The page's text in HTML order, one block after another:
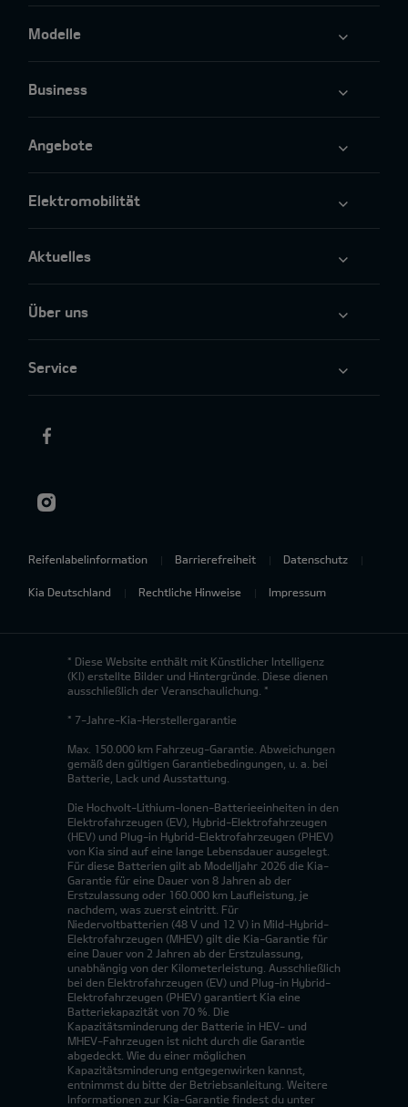
Modelle
Business
Angebote
Elektromobilität
Aktuelles
Über uns
Service
Reifenlabelinformation Barrierefreiheit Datenschutz
Kia Deutschland Rechtliche Hinweise Impressum
* Diese Website enthält mit Künstlicher Intelligenz
(KI) erstellte Bilder und Hintergründe. Diese dienen
ausschließlich der Veranschaulichung. *
* 7-Jahre-Kia-Herstellergarantie
Max. 150.000 km Fahrzeug-Garantie. Abweichungen
gemäß den gültigen Garantiebedingungen, u. a. bei
Batterie, Lack und Ausstattung.
Die Hochvolt-Lithium-Ionen-Batterieeinheiten in den
Elektrofahrzeugen (EV), Hybrid-Elektrofahrzeugen
(HEV) und Plug-in Hybrid-Elektrofahrzeugen (PHEV)
von Kia sind auf eine lange Lebensdauer ausgelegt.
Für diese Batterien gilt ab Modelljahr 2026 die Kia-
Garantie für eine Dauer von 8 Jahren ab der
Erstzulassung oder 160.000 km Laufleistung, je
nachdem, was zuerst eintritt. Für
Niedervoltbatterien (48 V und 12 V) in Mild-Hybrid-
Elektrofahrzeugen (MHEV) gilt die Kia-Garantie für
eine Dauer von 2 Jahren ab der Erstzulassung,
unabhängig von der Kilometerleistung. Ausschließlich
bei den Elektrofahrzeugen (EV) und Plug-in Hybrid-
Elektrofahrzeugen (PHEV) garantiert Kia eine
Batteriekapazität von 70 %. Die
Kapazitätsminderung der Batterie in HEV- und
MHEV-Fahrzeugen ist nicht durch die Garantie
abgedeckt. Wie du einer möglichen
Kapazitätsminderung entgegenwirken kannst,
entnimmst du bitte der Betriebsanleitung. Weitere
Informationen zur Kia-Garantie findest du unter